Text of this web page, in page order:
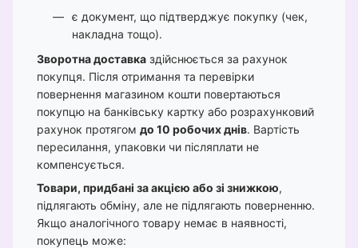
є документ, що підтверджує покупку (чек,
накладна тощо).
Зворотна доставка здійснюється за рахунок
покупця. Після отримання та перевірки
повернення магазином кошти повертаються
покупцю на банківську картку або розрахунковий
рахунок протягом до 10 робочих днів. Вартість
пересилання, упаковки чи післяплати не
компенсується.
Товари, придбані за акцією або зі знижкою,
підлягають обміну, але не підлягають поверненню.
Якщо аналогічного товару немає в наявності,
покупець може: